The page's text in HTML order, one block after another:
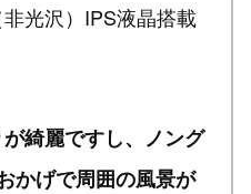
光沢）IPS液晶搭載
綺麗ですし、ノング
かげで周囲の風景が